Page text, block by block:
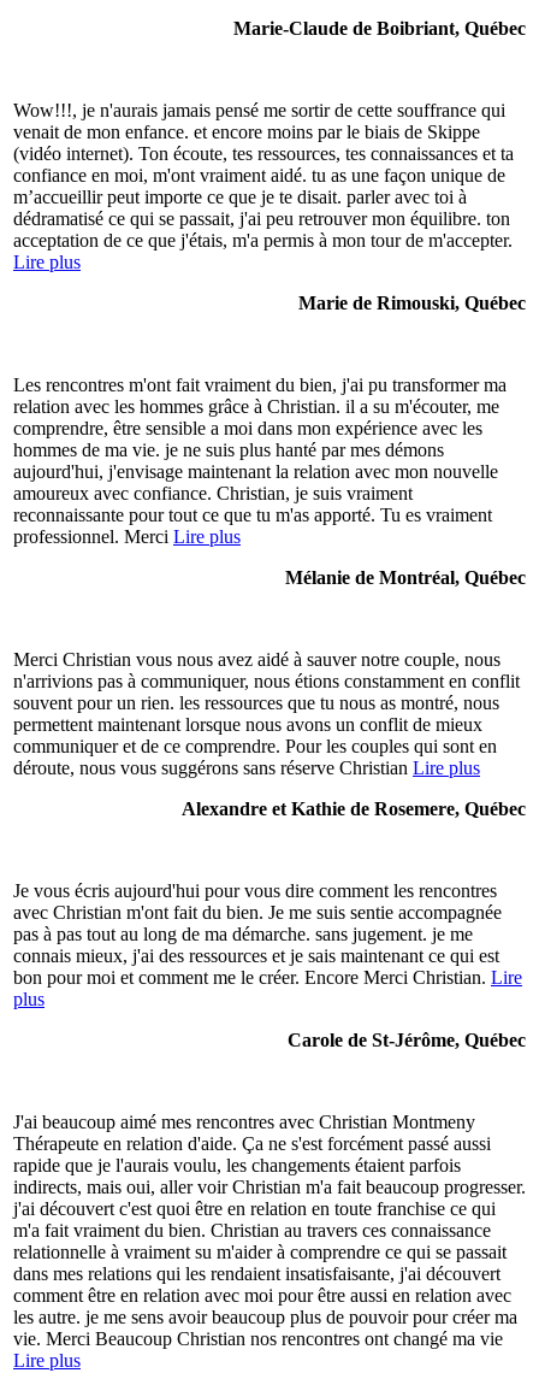
Marie-Claude de Boibriant, Québec
Wow!!!, je n'aurais jamais pensé me sortir de cette souffrance qui
venait de mon enfance. et encore moins par le biais de Skippe
(vidéo internet). Ton écoute, tes ressources, tes connaissances et ta
confiance en moi, m'ont vraiment aidé. tu as une façon unique de
m’accueillir peut importe ce que je te disait. parler avec toi à
dédramatisé ce qui se passait, j'ai peu retrouver mon équilibre. ton
acceptation de ce que j'étais, m'a permis à mon tour de m'accepter.
Lire plus
Marie de Rimouski, Québec
Les rencontres m'ont fait vraiment du bien, j'ai pu transformer ma
relation avec les hommes grâce à Christian. il a su m'écouter, me
comprendre, être sensible a moi dans mon expérience avec les
hommes de ma vie. je ne suis plus hanté par mes démons
aujourd'hui, j'envisage maintenant la relation avec mon nouvelle
amoureux avec confiance. Christian, je suis vraiment
reconnaissante pour tout ce que tu m'as apporté. Tu es vraiment
professionnel. Merci Lire plus
Mélanie de Montréal, Québec
Merci Christian vous nous avez aidé à sauver notre couple, nous
n'arrivions pas à communiquer, nous étions constamment en conflit
souvent pour un rien. les ressources que tu nous as montré, nous
permettent maintenant lorsque nous avons un conflit de mieux
communiquer et de ce comprendre. Pour les couples qui sont en
déroute, nous vous suggérons sans réserve Christian Lire plus
Alexandre et Kathie de Rosemere, Québec
Je vous écris aujourd'hui pour vous dire comment les rencontres
avec Christian m'ont fait du bien. Je me suis sentie accompagnée
pas à pas tout au long de ma démarche. sans jugement. je me
connais mieux, j'ai des ressources et je sais maintenant ce qui est
bon pour moi et comment me le créer. Encore Merci Christian. Lire
plus
Carole de St-Jérôme, Québec
J'ai beaucoup aimé mes rencontres avec Christian Montmeny
Thérapeute en relation d'aide. Ça ne s'est forcément passé aussi
rapide que je l'aurais voulu, les changements étaient parfois
indirects, mais oui, aller voir Christian m'a fait beaucoup progresser.
j'ai découvert c'est quoi être en relation en toute franchise ce qui
m'a fait vraiment du bien. Christian au travers ces connaissance
relationnelle à vraiment su m'aider à comprendre ce qui se passait
dans mes relations qui les rendaient insatisfaisante, j'ai découvert
comment être en relation avec moi pour être aussi en relation avec
les autre. je me sens avoir beaucoup plus de pouvoir pour créer ma
vie. Merci Beaucoup Christian nos rencontres ont changé ma vie
Lire plus